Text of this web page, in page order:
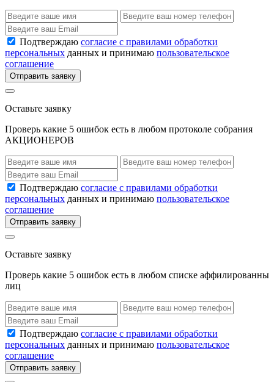
Подтверждаю согласие с правилами обработки
персональных данных и принимаю пользовательское
соглашение
Отправить заявку
Оставьте заявку
Проверь какие 5 ошибок есть в любом протоколе собрания
АКЦИОНЕРОВ
Подтверждаю согласие с правилами обработки
персональных данных и принимаю пользовательское
соглашение
Отправить заявку
Оставьте заявку
Проверь какие 5 ошибок есть в любом списке аффилированны
лиц
Подтверждаю согласие с правилами обработки
персональных данных и принимаю пользовательское
соглашение
Отправить заявку